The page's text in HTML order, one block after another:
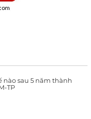
nào sau 5 năm thành
TP